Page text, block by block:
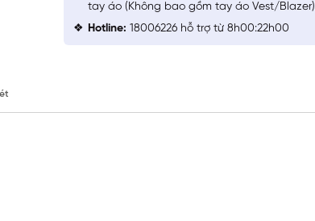
tay áo (Không bao gồm tay áo Vest/Blazer)
Hotline: 18006226 hỗ trợ từ 8h00:22h00